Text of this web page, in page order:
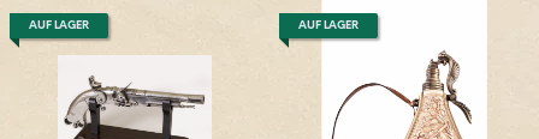
AUF LAGER AUF LAGER